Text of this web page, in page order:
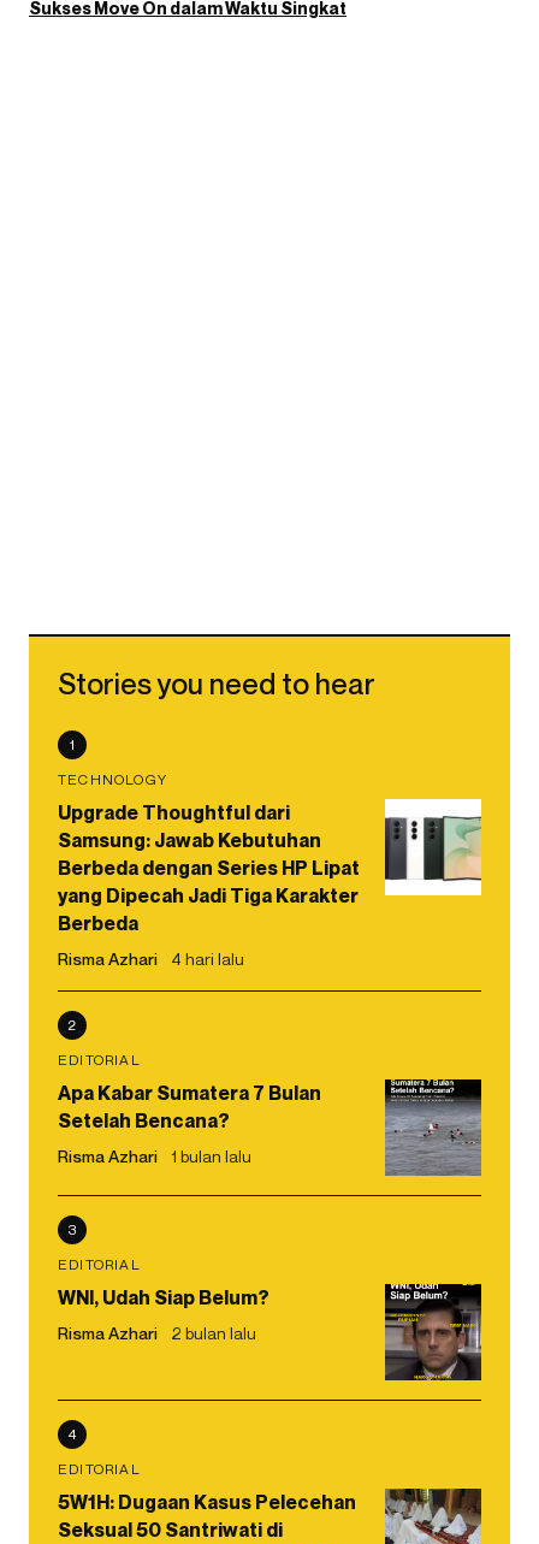
Sukses Move On dalam Waktu Singkat
Stories you need to hear
1
TECHNOLOGY
Upgrade Thoughtful dari
Samsung: Jawab Kebutuhan
Berbeda dengan Series HP Lipat
yang Dipecah Jadi Tiga Karakter
Berbeda
Risma Azhari 4 hari lalu
2
EDITORIAL
Apa Kabar Sumatera 7 Bulan
Setelah Bencana?
Risma Azhari 1 bulan lalu
3
EDITORIAL
WNI, Udah Siap Belum?
Risma Azhari 2 bulan lalu
4
EDITORIAL
5W1H: Dugaan Kasus Pelecehan
Seksual 50 Santriwati di